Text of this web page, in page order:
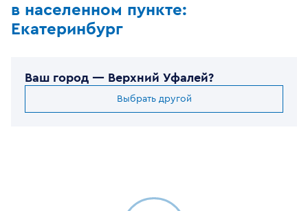
в населенном пункте:
Екатеринбург
Ваш город — Верхний Уфалей?
Выбрать другой